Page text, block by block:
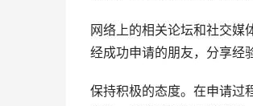
网络上的相关论坛和社交媒
经成功申请的朋友，分享经
保持积极的态度。在申请过